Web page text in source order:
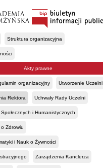
Struktura organizacyjna
Akty prawne
organizacyjny Utworzenie Uczelni
Rektora Uchwały Rady Uczelni
i Humanistycznych
o Zdrowiu
i Nauk o Żywności
Zarządzenia Kanclerza